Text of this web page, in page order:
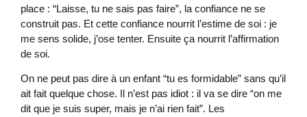
place : “Laisse, tu ne sais pas faire”, la confiance ne se
construit pas. Et cette confiance nourrit l’estime de soi : je
me sens solide, j’ose tenter. Ensuite ça nourrit l’affirmation
de soi.
On ne peut pas dire à un enfant “tu es formidable” sans qu’il
ait fait quelque chose. Il n’est pas idiot : il va se dire “on me
dit que je suis super, mais je n’ai rien fait”. Les